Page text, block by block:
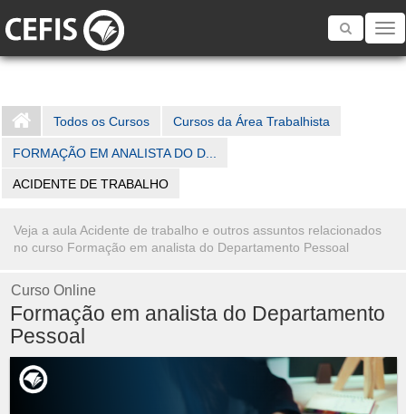
Toggle
Todos os Cursos Cursos da Área Trabalhista
FORMAÇÃO EM ANALISTA DO D...
ACIDENTE DE TRABALHO
Veja a aula Acidente de trabalho e outros assuntos relacionados
no curso Formação em analista do Departamento Pessoal
Curso Online
Formação em analista do Departamento
Pessoal